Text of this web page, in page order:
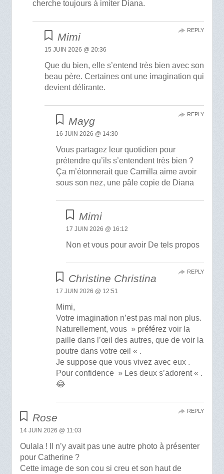
cherche toujours à imiter Diana.
Mimi
15 JUIN 2026 @ 20:36
Que du bien, elle s’entend très bien avec son
beau père. Certaines ont une imagination qui
devient délirante.
REPLY
Mayg
16 JUIN 2026 @ 14:30
Vous partagez leur quotidien pour
prétendre qu’ils s’entendent très bien ?
Ça m’étonnerait que Camilla aime avoir
sous son nez, une pâle copie de Diana
REPLY
Mimi
17 JUIN 2026 @ 16:12
Non et vous pour avoir De tels propos
Christine Christina
17 JUIN 2026 @ 12:51
Mimi,
Votre imagination n’est pas mal non plus.
Naturellement, vous » préférez voir la
paille dans l’œil des autres, que de voir la
poutre dans votre œil « .
Je suppose que vous vivez avec eux .
Pour confidence » Les deux s’adorent « .
😂
REPLY
Rose
14 JUIN 2026 @ 11:03
Oulala ! Il n’y avait pas une autre photo à présenter
pour Catherine ?
Cette image de son cou si creu et son haut de
REPLY